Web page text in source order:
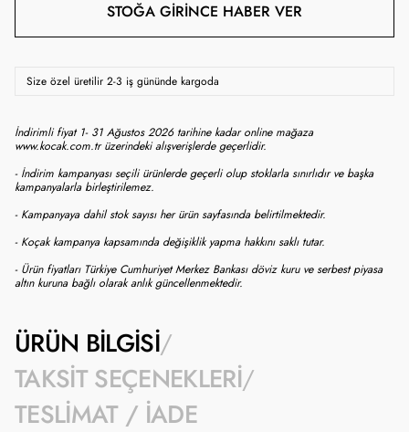
STOĞA GIRINCE HABER VER
Size özel üretilir 2-3 iş gününde kargoda
İndirimli fiyat 1- 31 Ağustos 2026 tarihine kadar online mağaza
www.kocak.com.tr üzerindeki alışverişlerde geçerlidir.
- İndirim kampanyası seçili ürünlerde geçerli olup stoklarla sınırlıdır ve başka
kampanyalarla birleştirilemez.
- Kampanyaya dahil stok sayısı her ürün sayfasında belirtilmektedir.
- Koçak kampanya kapsamında değişiklik yapma hakkını saklı tutar.
- Ürün fiyatları Türkiye Cumhuriyet Merkez Bankası döviz kuru ve serbest piyasa
altın kuruna bağlı olarak anlık güncellenmektedir.
ÜRÜN BILGISI
TAKSIT SEÇENEKLERI
TESLIMAT / İADE